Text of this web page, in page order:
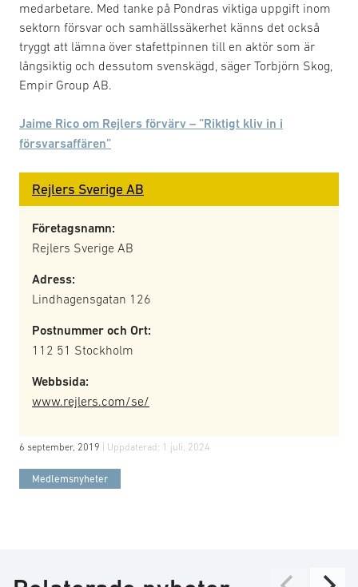
medarbetare. Med tanke på Pondras viktiga uppgift inom
sektorn försvar och samhällssäkerhet känns det också
tryggt att lämna över stafettpinnen till en aktör som är
långsiktig och dessutom svenskägd, säger Torbjörn Skog,
Empir Group AB.
Jaime Rico om Rejlers förvärv – ”Riktigt kliv in i
försvarsaffären”
Rejlers Sverige AB
Företagsnamn:
Rejlers Sverige AB
Adress:
Lindhagensgatan 126
Postnummer och Ort:
112 51 Stockholm
Webbsida:
www.rejlers.com/se/
6 september, 2019 | Uppdaterad: 1 juli, 2024
Medlemsnyheter